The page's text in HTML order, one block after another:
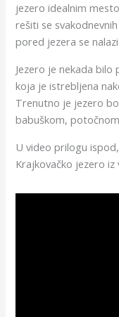
jezero idealnim
rešiti se
pored jezera se
Jezero je nekada
koja je istrebljena
Trenutno je jezero
babuškom,
U video prilogu
Krajkovačko jezero iz